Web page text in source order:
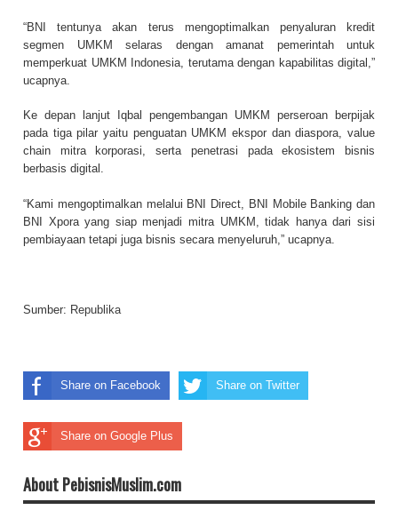
“BNI tentunya akan terus mengoptimalkan penyaluran kredit
segmen UMKM selaras dengan amanat pemerintah untuk
memperkuat UMKM Indonesia, terutama dengan kapabilitas digital,”
ucapnya.
Ke depan lanjut Iqbal pengembangan UMKM perseroan berpijak
pada tiga pilar yaitu penguatan UMKM ekspor dan diaspora, value
chain mitra korporasi, serta penetrasi pada ekosistem bisnis
berbasis digital.
“Kami mengoptimalkan melalui BNI Direct, BNI Mobile Banking dan
BNI Xpora yang siap menjadi mitra UMKM, tidak hanya dari sisi
pembiayaan tetapi juga bisnis secara menyeluruh,” ucapnya.
Sumber: Republika
Share on Facebook Share on Twitter
Share on Google Plus
About PebisnisMuslim.com